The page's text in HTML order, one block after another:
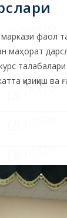
маркази фаол
қизиқиш ва